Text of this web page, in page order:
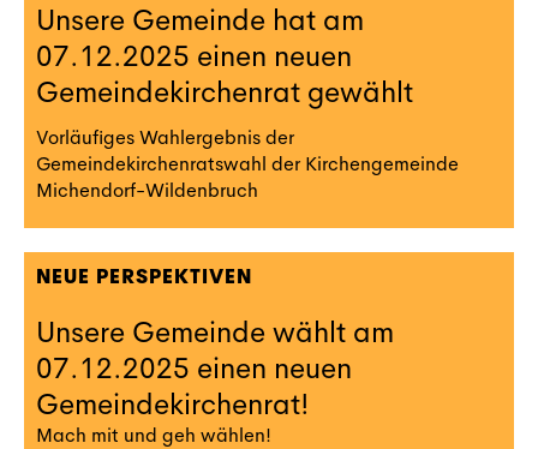
Unsere Gemeinde hat am
07.12.2025 einen neuen
Gemeindekirchenrat gewählt
Vorläufiges Wahlergebnis der
Gemeindekirchenratswahl der Kirchengemeinde
Michendorf-Wildenbruch
NEUE PERSPEKTIVEN
Unsere Gemeinde wählt am
07.12.2025 einen neuen
Gemeindekirchenrat!
Mach mit und geh wählen!